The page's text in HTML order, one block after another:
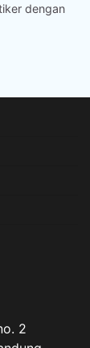
dengan
2